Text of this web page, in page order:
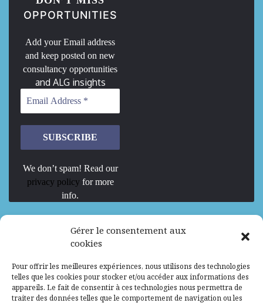
Gérer le consentement aux
cookies
Pour offrir les meilleures expériences, nous utilisons des technologies
telles que les cookies pour stocker et/ou accéder aux informations des
appareils. Le fait de consentir à ces technologies nous permettra de
traiter des données telles que le comportement de navigation ou les
OPPORTUNITIES
Add your Email address
and keep posted on new
consultancy opportunities
and ALG insights
We don’t spam! Read our
privacy policy for more
info.
We are Hiring
Mission d’excellence en IA, Machine
Learning et LLM
Abidjan, Côte d'Ivoire ALG Consultant